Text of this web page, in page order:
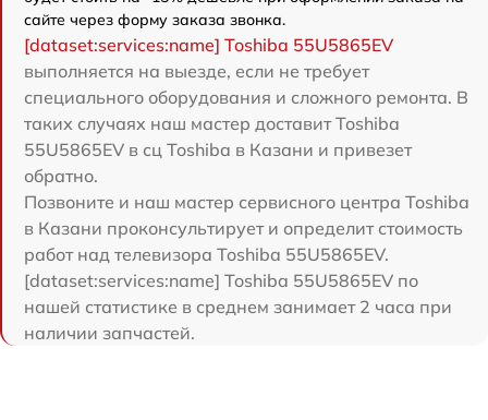
сайте через форму заказа звонка.
[dataset:services:name] Toshiba 55U5865EV
выполняется на выезде, если не требует
специального оборудования и сложного ремонта. В
таких случаях наш мастер доставит Toshiba
55U5865EV в сц Toshiba в Казани и привезет
обратно.
Позвоните и наш мастер сервисного центра Toshiba
в Казани проконсультирует и определит стоимость
работ над телевизора Toshiba 55U5865EV.
[dataset:services:name] Toshiba 55U5865EV по
нашей статистике в среднем занимает 2 часа при
наличии запчастей.